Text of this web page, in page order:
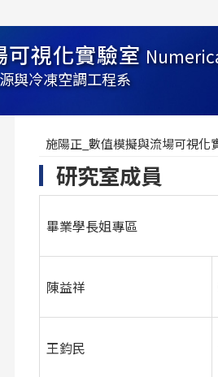
可視化實驗室
與冷凍空調工程系
施陽正_數值模擬與流場可視化
研究室成員
畢業學長姐專區
陳益祥
王鈞民